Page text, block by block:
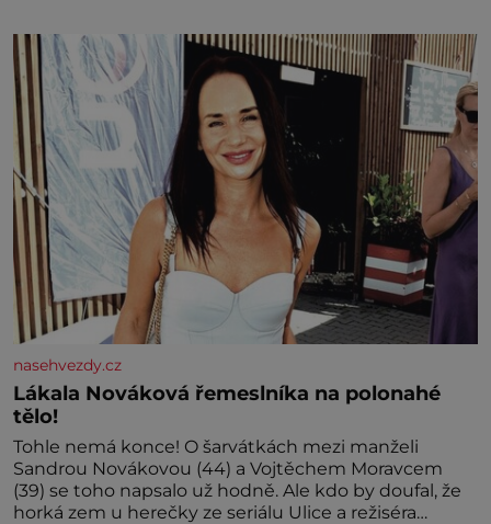
nedávno přečetli. Je to opravdu tak, s věkem jako
kdyby se paměť rozhodla stávkovat. Cvičte
nasehvezdy.cz
Lákala Nováková řemeslníka na polonahé
tělo!
Tohle nemá konce! O šarvátkách mezi manželi
Sandrou Novákovou (44) a Vojtěchem Moravcem
(39) se toho napsalo už hodně. Ale kdo by doufal, že
horká zem u herečky ze seriálu Ulice a režiséra